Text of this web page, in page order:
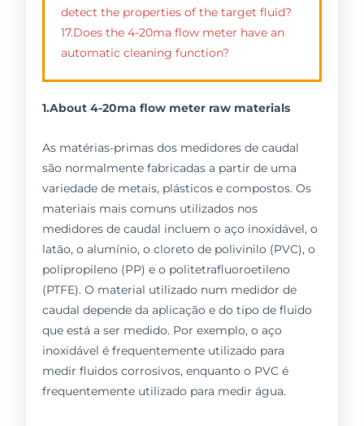
detect the properties of the target fluid?
17.Does the 4-20ma flow meter have an
automatic cleaning function?
1.About 4-20ma flow meter raw materials
As matérias-primas dos medidores de caudal
são normalmente fabricadas a partir de uma
variedade de metais, plásticos e compostos. Os
materiais mais comuns utilizados nos
medidores de caudal incluem o aço inoxidável, o
latão, o alumínio, o cloreto de polivinilo (PVC), o
polipropileno (PP) e o politetrafluoroetileno
(PTFE). O material utilizado num medidor de
caudal depende da aplicação e do tipo de fluido
que está a ser medido. Por exemplo, o aço
inoxidável é frequentemente utilizado para
medir fluidos corrosivos, enquanto o PVC é
frequentemente utilizado para medir água.